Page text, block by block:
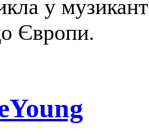
у
Європи.